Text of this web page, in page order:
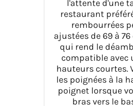
l'attente d'une
restaurant
rembourrées
ajustées de 69 à
qui rend le
compatible avec
hauteurs courtes.
les poignées à la
poignet lorsque
bras vers le